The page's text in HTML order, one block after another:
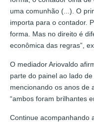
uma comunhão (...). O
importa para o contador.
forma. Mas no direito é
econômica das regras”,
O mediador Ariovaldo
parte do painel ao lado
mencionando os anos de
“ambos foram brilhantes
Continue acompanhando